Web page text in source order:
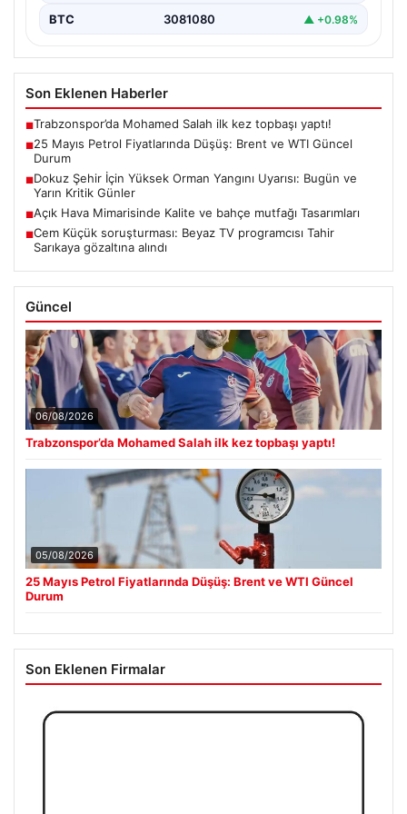
BTC 3081080 ▲ +0.98%
Son Eklenen Haberler
■Trabzonspor’da Mohamed Salah ilk kez topbaşı yaptı!
■25 Mayıs Petrol Fiyatlarında Düşüş: Brent ve WTI Güncel
Durum
■Dokuz Şehir İçin Yüksek Orman Yangını Uyarısı: Bugün ve
Yarın Kritik Günler
■Açık Hava Mimarisinde Kalite ve bahçe mutfağı Tasarımları
■Cem Küçük soruşturması: Beyaz TV programcısı Tahir
Sarıkaya gözaltına alındı
Güncel
06/08/2026
Trabzonspor’da Mohamed Salah ilk kez topbaşı yaptı!
05/08/2026
25 Mayıs Petrol Fiyatlarında Düşüş: Brent ve WTI Güncel
Durum
Son Eklenen Firmalar